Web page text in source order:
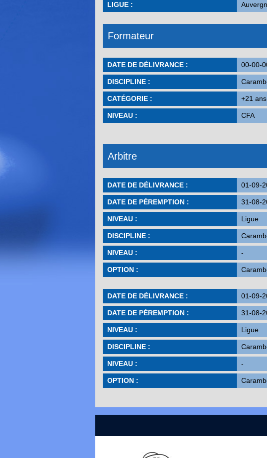
LIGUE :
Formateur
DATE DE DÉLIVRANCE : 00-00-
DISCIPLINE :
CATÉGORIE : +21 ans
NIVEAU : CFA
Arbitre
DATE DE DÉLIVRANCE : 01-09-
DATE DE PÉREMPTION : 31-08-
NIVEAU : Ligue
DISCIPLINE :
NIVEAU : -
OPTION :
DATE DE DÉLIVRANCE : 01-09-
DATE DE PÉREMPTION : 31-08-
NIVEAU : Ligue
DISCIPLINE :
NIVEAU : -
OPTION :